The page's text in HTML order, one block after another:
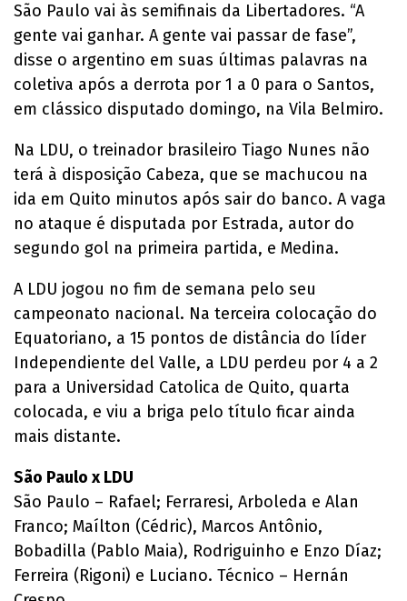
São Paulo vai às semifinais da Libertadores. “A
gente vai ganhar. A gente vai passar de fase”,
disse o argentino em suas últimas palavras na
coletiva após a derrota por 1 a 0 para o Santos,
em clássico disputado domingo, na Vila Belmiro.
Na LDU, o treinador brasileiro Tiago Nunes não
terá à disposição Cabeza, que se machucou na
ida em Quito minutos após sair do banco. A vaga
no ataque é disputada por Estrada, autor do
segundo gol na primeira partida, e Medina.
A LDU jogou no fim de semana pelo seu
campeonato nacional. Na terceira colocação do
Equatoriano, a 15 pontos de distância do líder
Independiente del Valle, a LDU perdeu por 4 a 2
para a Universidad Catolica de Quito, quarta
colocada, e viu a briga pelo título ficar ainda
mais distante.
São Paulo x LDU
São Paulo – Rafael; Ferraresi, Arboleda e Alan
Franco; Maílton (Cédric), Marcos Antônio,
Bobadilla (Pablo Maia), Rodriguinho e Enzo Díaz;
Ferreira (Rigoni) e Luciano. Técnico – Hernán